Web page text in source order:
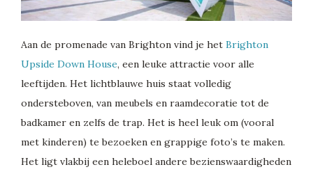
Aan de promenade van Brighton vind je het Brighton
Upside Down House, een leuke attractie voor alle
leeftijden. Het lichtblauwe huis staat volledig
ondersteboven, van meubels en raamdecoratie tot de
badkamer en zelfs de trap. Het is heel leuk om (vooral
met kinderen) te bezoeken en grappige foto’s te maken.
Het ligt vlakbij een heleboel andere bezienswaardigheden